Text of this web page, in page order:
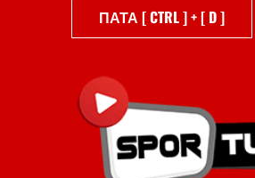
ΠΑΤΑ [ CTRL ] + [ D ]